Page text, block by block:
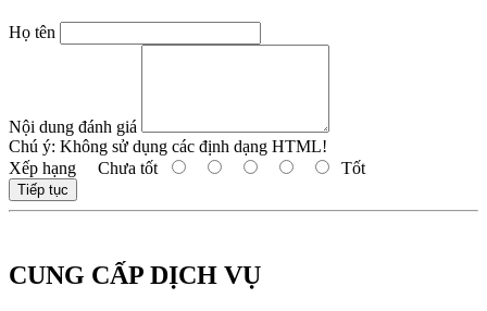
Họ tên
Nội dung đánh giá
Chú ý: Không sử dụng các định dạng HTML!
Xếp hạng Chưa tốt Tốt
Tiếp tục
CUNG CẤP DỊCH VỤ